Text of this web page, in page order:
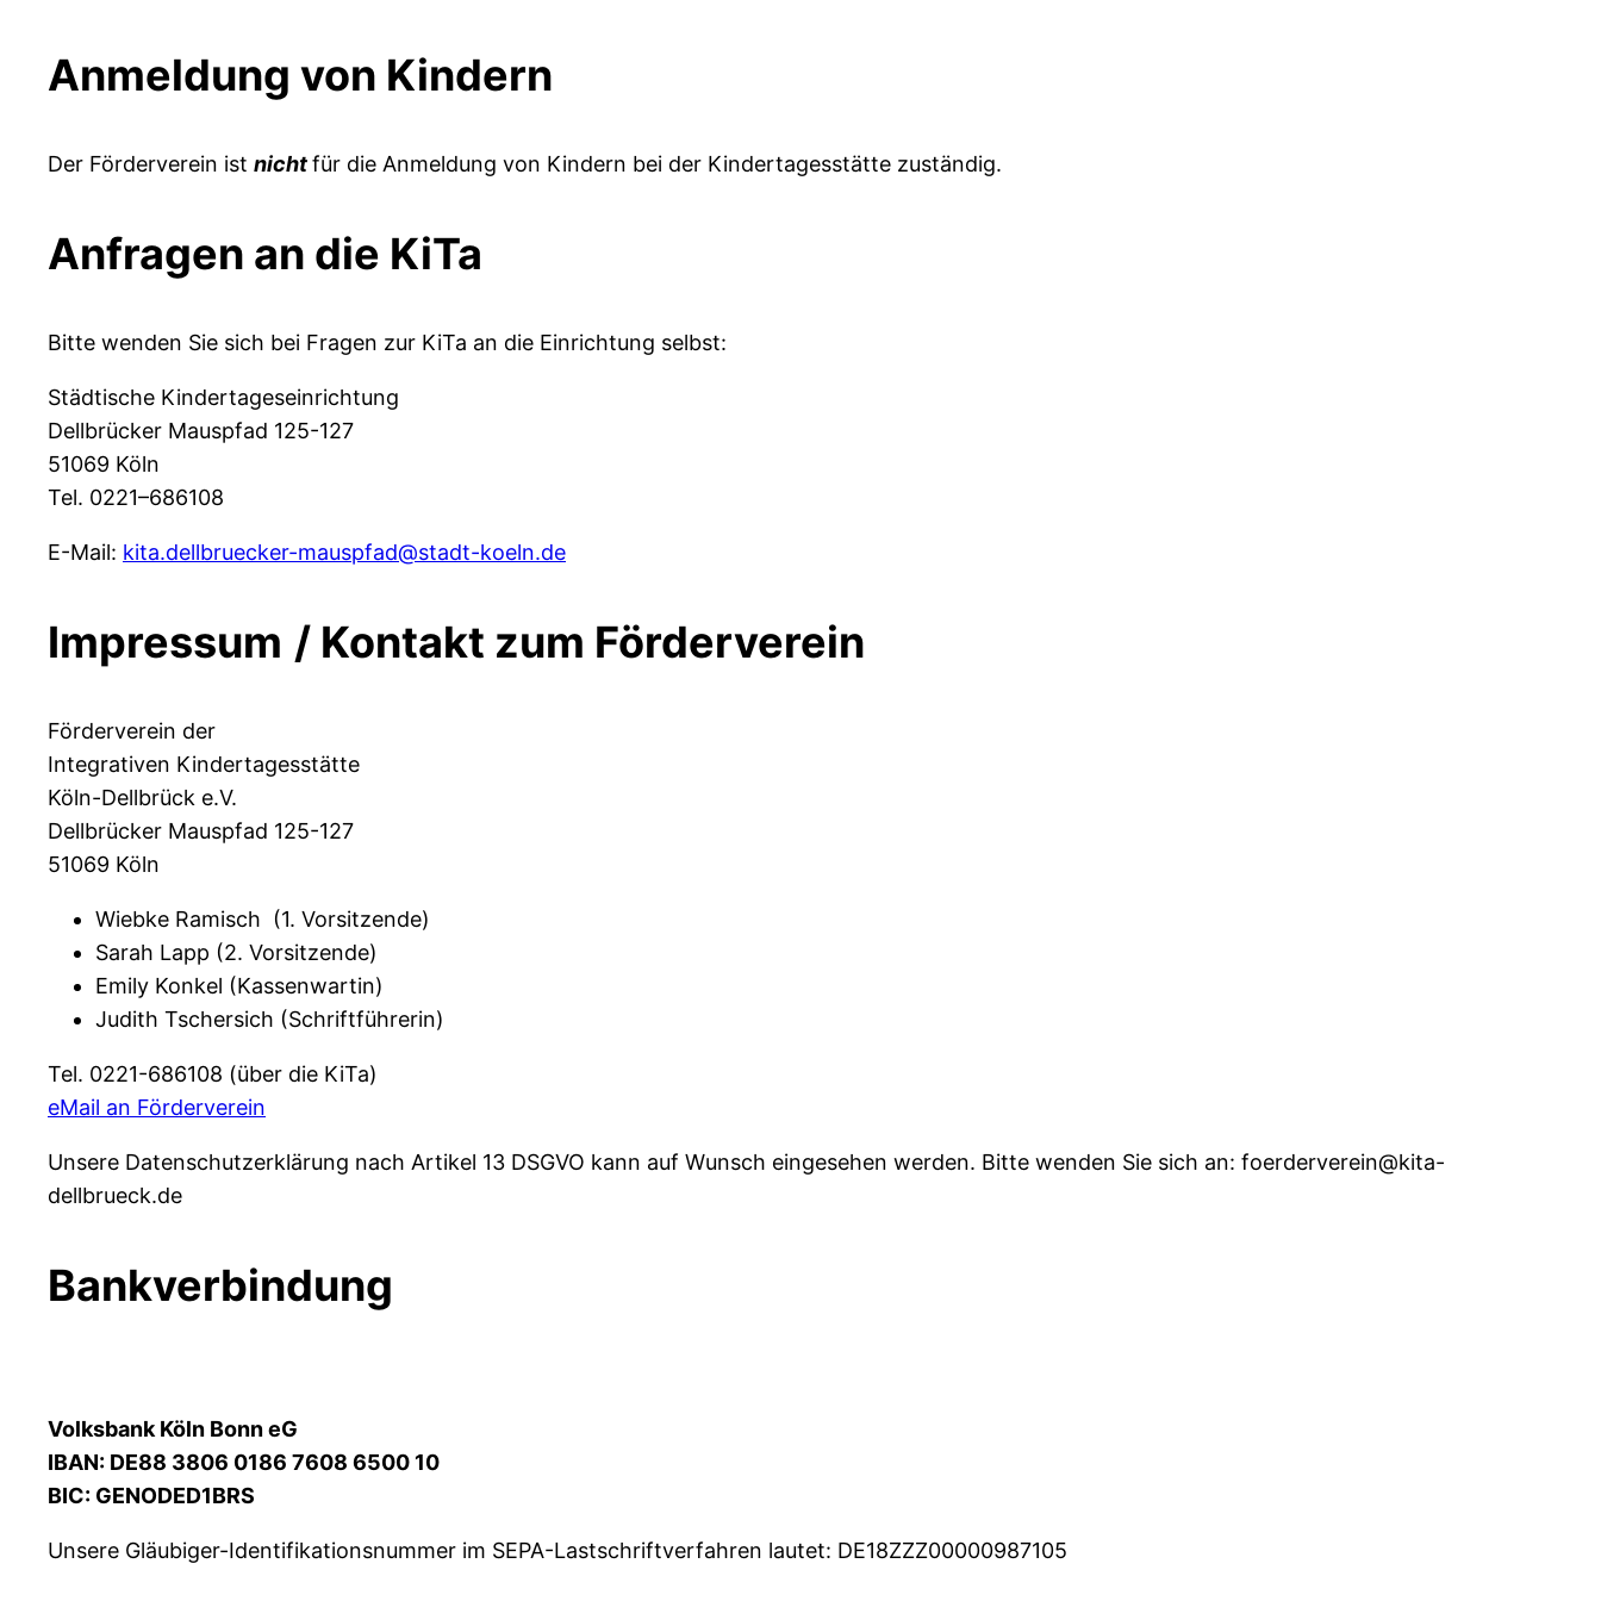
Anmeldung von Kindern
Der Förderverein ist nichtfür die Anmeldung von Kindern bei der Kindertagesstätte zuständig.
Anfragen an die KiTa
Bitte wenden Sie sich bei Fragen zur KiTa an die Einrichtung selbst:
Städtische Kindertageseinrichtung
Dellbrücker Mauspfad 125-127
51069 Köln
Tel. 0221–686108
E-Mail: kita.dellbruecker-mauspfad@stadt-koeln.de
Impressum / Kontakt zum Förderverein
Förderverein der
Integrativen Kindertagesstätte
Köln-Dellbrück e.V.
Dellbrücker Mauspfad 125-127
51069 Köln
Wiebke Ramisch (1. Vorsitzende)
Sarah Lapp (2. Vorsitzende)
Emily Konkel (Kassenwartin)
Judith Tschersich (Schriftführerin)
Tel. 0221-686108 (über die KiTa)
eMail an Förderverein
Unsere Datenschutzerklärung nach Artikel 13 DSGVO kann auf Wunsch eingesehen werden. Bitte wenden Sie sich an: foerderverein@kita-
dellbrueck.de
Bankverbindung
Volksbank Köln Bonn eG
IBAN: DE88 3806 0186 7608 6500 10
BIC: GENODED1BRS
Unsere Gläubiger-Identifikationsnummer im SEPA-Lastschriftverfahren lautet: DE18ZZZ00000987105